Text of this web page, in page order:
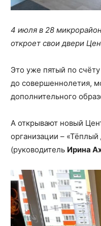
4 июля в 28
откроет свои двери
Это уже пятый по
до совершеннолетия,
дополнительного
А открывают новый
организации –
(руководитель Ирина